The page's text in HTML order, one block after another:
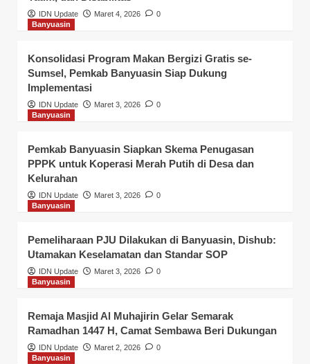
IDN Update Maret 4, 2026
0
Banyuasin
Konsolidasi Program Makan Bergizi Gratis se-
Sumsel, Pemkab Banyuasin Siap Dukung
Implementasi
IDN Update Maret 3, 2026
0
Banyuasin
Pemkab Banyuasin Siapkan Skema Penugasan
PPPK untuk Koperasi Merah Putih di Desa dan
Kelurahan
IDN Update Maret 3, 2026
0
Banyuasin
Pemeliharaan PJU Dilakukan di Banyuasin, Dishub:
Utamakan Keselamatan dan Standar SOP
IDN Update Maret 3, 2026
0
Banyuasin
Remaja Masjid Al Muhajirin Gelar Semarak
Ramadhan 1447 H, Camat Sembawa Beri Dukungan
IDN Update Maret 2, 2026
0
Banyuasin